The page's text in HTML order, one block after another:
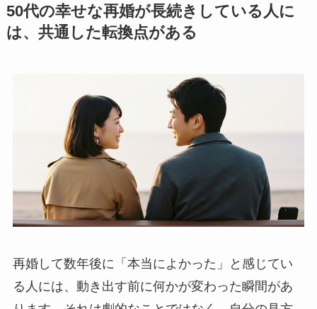
50代の幸せな再婚が長続きしている人に
は、共通した転換点がある
再婚して数年後に「本当によかった」と感じてい
る人には、動き出す前に何かが変わった瞬間があ